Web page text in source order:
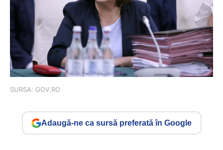
SURSA: GOV.RO
Adaugă-ne ca sursă preferată în Google